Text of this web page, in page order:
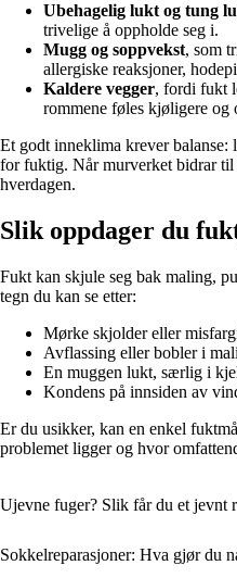
Ubehagelig lukt og tung
trivelige å oppholde seg i.
Mugg og soppvekst, som
allergiske reaksjoner,
Kaldere vegger, fordi fukt
rommene føles kjøligere og
Et godt inneklima krever
for fuktig. Når murverket bidrar
hverdagen.
Slik oppdager du
Fukt kan skjule seg bak maling,
tegn du kan se etter:
Mørke skjolder eller
Avflassing eller bobler i
En muggen lukt, særlig i
Kondens på innsiden av
Er du usikker, kan en enkel
problemet ligger og hvor
Ujevne fuger? Slik får du et jevnt
Sokkelreparasjoner: Hva gjør du